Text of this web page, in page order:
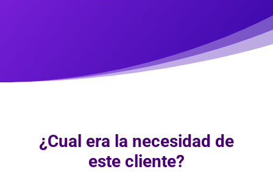
¿Cual era la necesidad de
este cliente?